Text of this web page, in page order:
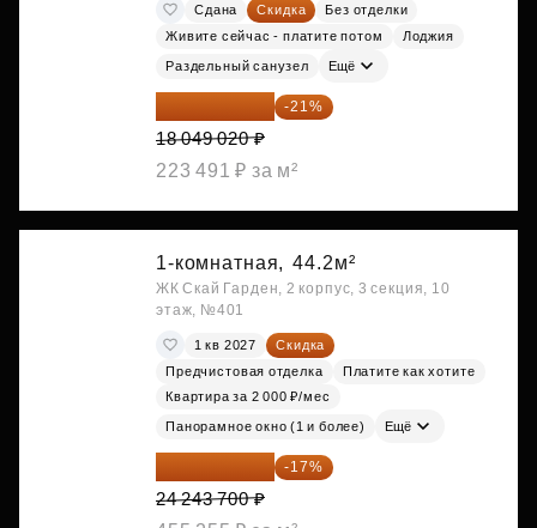
Сдана Скидка
Без отделки
Живите сейчас - платите потом
Лоджия
Раздельный санузел Ещё
14 258 726 ₽ -21%
18 049 020 ₽
223 491 ₽ за м²
1-комнатная, 44.2м²
ЖК Скай Гарден, 2 корпус, 3 секция, 10
этаж, №401
1 кв 2027
Скидка
Предчистовая отделка
Платите как хотите
Квартира за 2 000 ₽/мес
Панорамное окно (1 и более) Ещё
20 122 271 ₽ -17%
24 243 700 ₽